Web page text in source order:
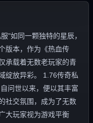
"如同一颗独特的星辰，
版本，作为《热血传
承载着无数老玩家的青
绽放异彩。 1.76传奇私
问世以来，便以其丰富
社交氛围，成为了无数
大玩家视为游戏平衡